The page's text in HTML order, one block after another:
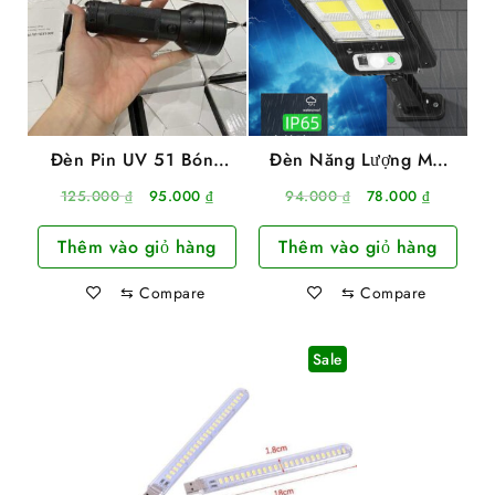
Đèn Pin UV 51 Bóng
Led Chuyên Dùng Sấy
Keo UV, Sấy Móng
125.000₫
Giá
là:
125.000 ₫.
95.000₫Giá
tại
là:
Thêm vào giỏ hàng
⇆ Compare
Đèn Năng Lượng Mặt
Trời Chống Nước 6 Led
3 Chế Độ
94.000₫
Giá
là:
94.000 ₫.
78.000₫Giá
tại
là:
Thêm vào giỏ hàng
⇆ Compare
Sale